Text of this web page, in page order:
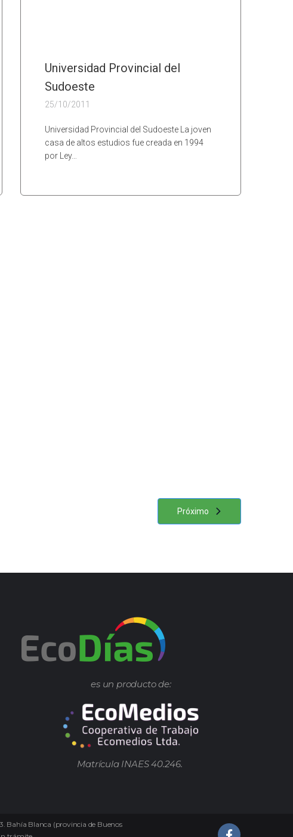
Universidad Provincial del
Sudoeste
25/10/2011
Universidad Provincial del Sudoeste La joven
casa de altos estudios fue creada en 1994
por Ley…
Próximo
es un producto de:
Matrícula INAES 40.246.
Bahía Blanca (provincia de Buenos